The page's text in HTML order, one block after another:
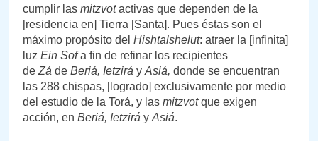
cumplir las mitzvotactivas que dependen de la
[residencia en] Tierra [Santa]. Pues éstas son el
máximo propósito del Hishtalshelut: atraer la [infinita]
luz Ein Sofa fin de refinar los recipientes
de Zá de Beriá, Ietzirá y Asiá, donde se encuentran
las 288 chispas, [logrado] exclusivamente por medio
del estudio de la Torá, y las mitzvotque exigen
acción, en Beriá, Ietzirá y Asiá.